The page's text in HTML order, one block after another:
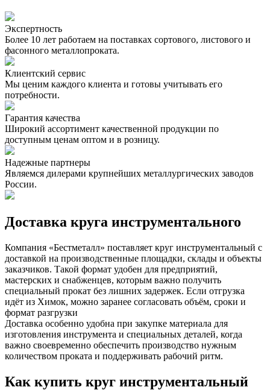
Экспертность
Более 10 лет работаем на поставках сортового, листового и
фасонного металлопроката.
Клиентский сервис
Мы ценим каждого клиента и готовы учитывать его
потребности.
Гарантия качества
Широкий ассортимент качественной продукции по
доступным ценам оптом и в розницу.
Надежные партнеры
Являемся дилерами крупнейших металлургических заводов
России.
Доставка круга инструментального
Компания «Бестметалл» поставляет круг инструментальный с
доставкой на производственные площадки, склады и объекты
заказчиков. Такой формат удобен для предприятий,
мастерских и снабженцев, которым важно получить
специальный прокат без лишних задержек. Если отгрузка
идёт из Химок, можно заранее согласовать объём, сроки и
формат разгрузки
Доставка особенно удобна при закупке материала для
изготовления инструмента и специальных деталей, когда
важно своевременно обеспечить производство нужным
количеством проката и поддерживать рабочий ритм.
Как купить круг инструментальный